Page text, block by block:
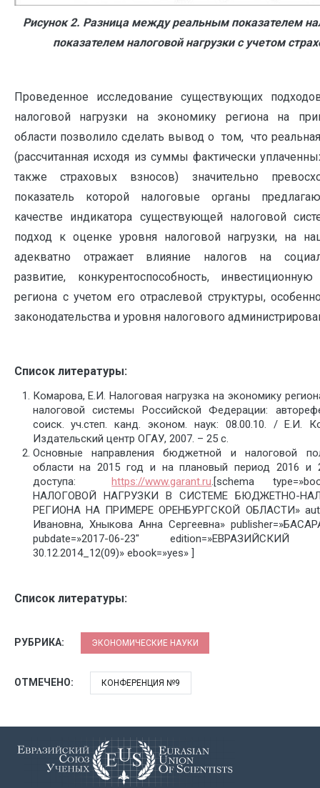
Рисунок 2. Разница между реальным показателем
показателем налоговой нагрузки с учетом
Проведенное исследование существующих
налоговой нагрузки на экономику региона на
области позволило сделать вывод о том, что реальная
(рассчитанная исходя из суммы фактически
также страховых взносов) значительно
показатель которой налоговые органы
качестве индикатора существующей налоговой
подход к оценке уровня налоговой нагрузки, на
адекватно отражает влияние налогов на
развитие, конкурентоспособность, инвестиционную
региона с учетом его отраслевой структуры,
законодательства и уровня налогового
Список литературы:
Комарова, Е.И. Налоговая нагрузка на экономику
налоговой системы Российской Федерации:
соиск. уч.степ. канд. эконом. наук: 08.00.10. / Е.И.
Издательский центр ОГАУ, 2007. – 25 с.
Основные направления бюджетной и налоговой
области на 2015 год и на плановый период 2016 и
доступа: https://www.garant.ru.[schema
НАЛОГОВОЙ НАГРУЗКИ В СИСТЕМЕ БЮДЖЕТНО-
РЕГИОНА НА ПРИМЕРЕ ОРЕНБУРГСКОЙ ОБЛАСТИ»
Ивановна, Хныкова Анна Сергеевна»
pubdate=»2017-06-23″
30.12.2014_12(09)» ebook=»yes» ]
Список литературы:
РУБРИКА: ЭКОНОМИЧЕСКИЕ НАУКИ
ОТМЕЧЕНО: КОНФЕРЕНЦИЯ №9